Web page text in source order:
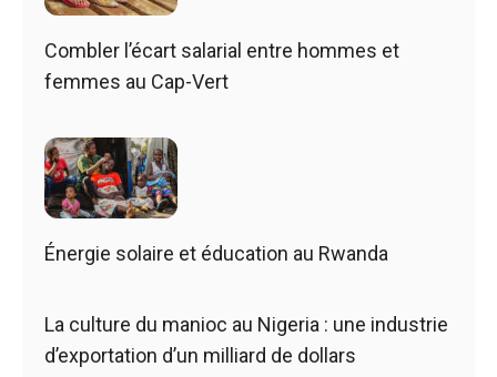
Combler l’écart salarial entre hommes et
femmes au Cap-Vert
Énergie solaire et éducation au Rwanda
La culture du manioc au Nigeria : une industrie
d’exportation d’un milliard de dollars